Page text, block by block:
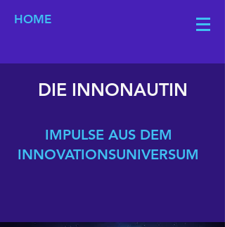
HOME
DIE INNONAUTIN
IMPULSE AUS DEM
INNOVATIONSUNIVERSUM